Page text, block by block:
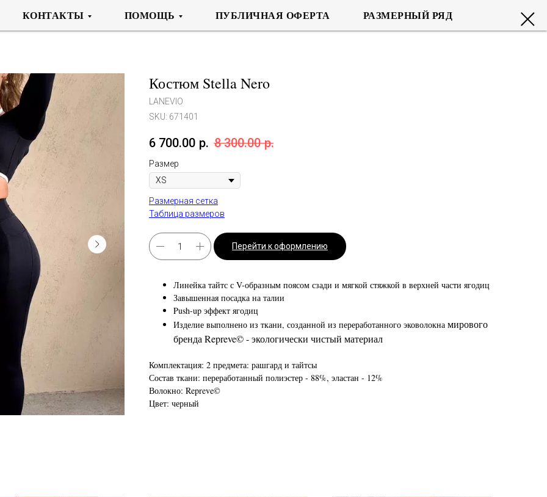
Костюм Stella Nero
LANEVIO
SKU: 671401
6 700.00 р. 8 300.00 р.
Размер
Размерная сетка
Таблица размеров
Перейти к оформлению
Линейка тайтс с V-образным поясом сзади и мягкой стяжкой в верхней части ягодиц
Завышенная посадка на талии
Push-up эффект ягодиц
Изделие выполнено из ткани, созданной из переработанного эковолокна мирового
бренда Repreve© - экологически чистый материал
Комплектация: 2 предмета: рашгард и тайтсы
Состав ткани: переработанный полиэстер - 88%, эластан - 12%
Волокно: Repreve©
Цвет: черный
КОНТАКТЫ ПОМОЩЬ ПУБЛИЧНАЯ ОФЕРТА РАЗМЕРНЫЙ РЯД